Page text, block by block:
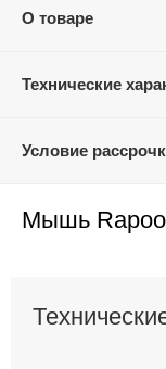
О товаре
Технические
Условие
Мышь